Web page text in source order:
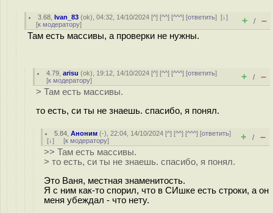
3.68 ,Ivan_83 (ok), 04:32, 14/10/2024 [^] [^^] [^^^] [ответить][↓]
[к модератору] + / –
Там есть массивы, а проверки не нужны.
4.79 ,arisu (ok), 19:12, 14/10/2024 [^] [^^] [^^^] [ответить]
[к модератору] + / –
> Там есть массивы.
то есть, си ты не знаешь. спасибо, я понял.
5.84 ,Аноним (-), 22:04, 14/10/2024 [^] [^^] [^^^] [ответить]
[↓] [к модератору] + / –
>> Там есть массивы.
> то есть, си ты не знаешь. спасибо, я понял.
Это Ваня, местная знаменитость.
Я с ним как-то спорил, что в СИшке есть строки, а он
меня убеждал - что нету.